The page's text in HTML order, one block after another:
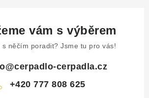
vám s výběrem
s něčím poradit? Jsme tu pro vás!
@cerpadlo-cerpadla.cz
+420 777 808 625